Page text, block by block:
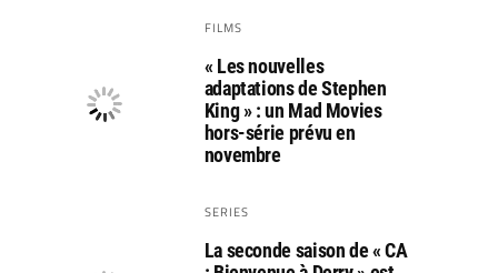
FILMS
« Les nouvelles
adaptations de Stephen
King » : un Mad Movies
hors-série prévu en
novembre
SERIES
La seconde saison de « CA